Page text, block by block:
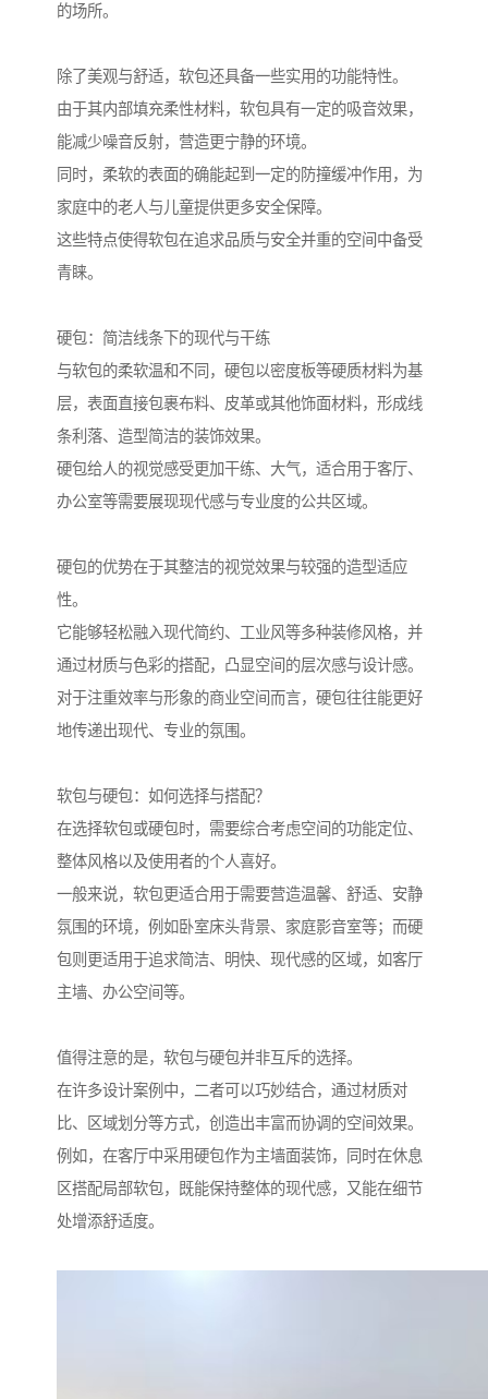
的场所。
除了美观与舒适，软包还具备一些实用的功能特性。
由于其内部填充柔性材料，软包具有一定的吸音效果，
能减少噪音反射，营造更宁静的环境。
同时，柔软的表面的确能起到一定的防撞缓冲作用，为
家庭中的老人与儿童提供更多安全保障。
这些特点使得软包在追求品质与安全并重的空间中备受
青睐。
硬包：简洁线条下的现代与干练
与软包的柔软温和不同，硬包以密度板等硬质材料为基
层，表面直接包裹布料、皮革或其他饰面材料，形成线
条利落、造型简洁的装饰效果。
硬包给人的视觉感受更加干练、大气，适合用于客厅、
办公室等需要展现现代感与专业度的公共区域。
硬包的优势在于其整洁的视觉效果与较强的造型适应
性。
它能够轻松融入现代简约、工业风等多种装修风格，并
通过材质与色彩的搭配，凸显空间的层次感与设计感。
对于注重效率与形象的商业空间而言，硬包往往能更好
地传递出现代、专业的氛围。
软包与硬包：如何选择与搭配？
在选择软包或硬包时，需要综合考虑空间的功能定位、
整体风格以及使用者的个人喜好。
一般来说，软包更适合用于需要营造温馨、舒适、安静
氛围的环境，例如卧室床头背景、家庭影音室等；而硬
包则更适用于追求简洁、明快、现代感的区域，如客厅
主墙、办公空间等。
值得注意的是，软包与硬包并非互斥的选择。
在许多设计案例中，二者可以巧妙结合，通过材质对
比、区域划分等方式，创造出丰富而协调的空间效果。
例如，在客厅中采用硬包作为主墙面装饰，同时在休息
区搭配局部软包，既能保持整体的现代感，又能在细节
处增添舒适度。